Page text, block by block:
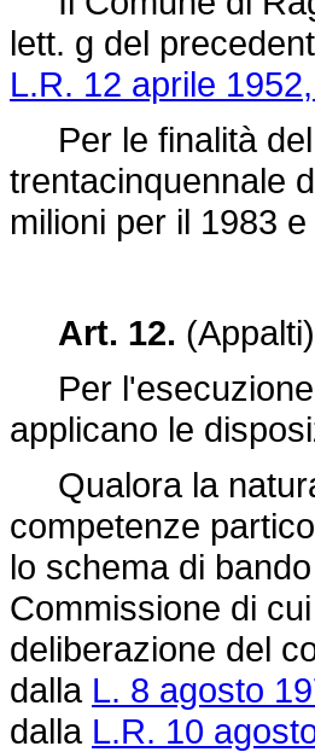
lett. g del
L.R. 12 aprile
Per le finalità del
trentacinquennale
milioni per il 1983
Art. 12.
Per l'esecuzione
applicano le
Qualora la
competenze
lo schema di
Commissione di
deliberazione del
dalla L. 8 agosto
dalla L.R. 10